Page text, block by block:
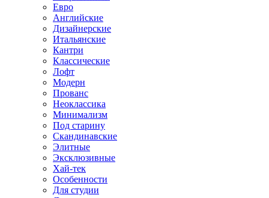
Евро
Английские
Дизайнерские
Итальянские
Кантри
Классические
Лофт
Модерн
Прованс
Неоклассика
Минимализм
Под старину
Скандинавские
Элитные
Эксклюзивные
Хай-тек
Особенности
Для студии